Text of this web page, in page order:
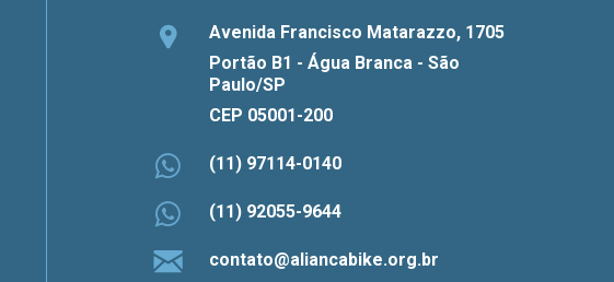
Avenida Francisco Matarazzo, 1705
Portão B1 - Água Branca - São
Paulo/SP
CEP 05001-200
(11) 97114-0140
(11) 92055-9644
contato@aliancabike.org.br